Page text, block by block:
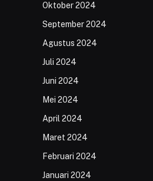
Oktober 2024
September 2024
Agustus 2024
Juli 2024
Juni 2024
Mei 2024
April 2024
Maret 2024
Februari 2024
Januari 2024